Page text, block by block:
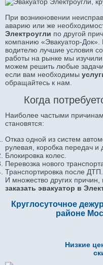
При возникновении
аварию или же
Электроугли по другой
компанию «Эвакуатор-
водителю лучшие условия
работы на рынке мы
можем решить любые
если вам необходимы
обращайтесь к нам.
Когда
Наиболее частыми
становятся:
Отказ одной из систем
рулевая, коробка передач и
Блокировка колес.
Перевозка нового
Транспортировка после ДТП.
И множество других
заказать эвакуатор в
Круглосуточное
районе
Низкие